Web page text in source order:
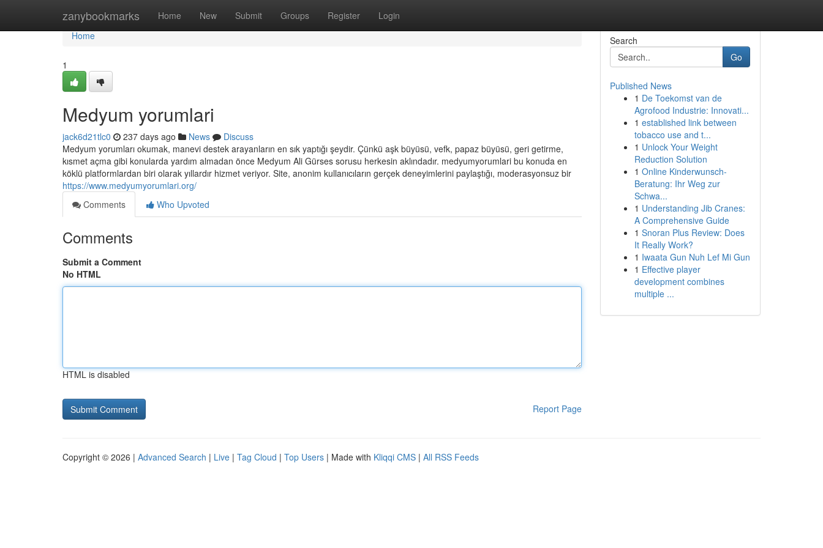
zanybookmarks Home New Submit Groups Register Login
Home
Home
1
Medyum yorumlari
jack6d21tlc0 237 days ago News
Discuss
Medyum yorumları okumak, manevi destek arayanların en sık yaptığı şeydir. Çünkü aşk büyüsü, vefk, papaz büyüsü, geri getirme,
kısmet açma gibi konularda yardım almadan önce Medyum Ali Gürses sorusu herkesin aklındadır. medyumyorumlari bu konuda en
köklü platformlardan biri olarak yıllardır hizmet veriyor. Site, anonim kullanıcıların gerçek deneyimlerini paylaştığı, moderasyonsuz bir
https://www.medyumyorumlari.org/
Comments
Who Upvoted
Comments
Submit a Comment
No HTML
HTML is disabled
Report Page
Search
Go
Published News
1 De Toekomst van de
Agrofood Industrie: Innovati...
1 established link between
tobacco use and t...
1 Unlock Your Weight
Reduction Solution
1 Online Kinderwunsch-
Beratung: Ihr Weg zur
Schwa...
1 Understanding Jib Cranes:
A Comprehensive Guide
1 Snoran Plus Review: Does
It Really Work?
1 Iwaata Gun Nuh Lef Mi Gun
1 Effective player
development combines
multiple ...
Copyright © 2026 | Advanced Search | Live | Tag Cloud | Top Users | Made with Kliqqi CMS | All RSS Feeds